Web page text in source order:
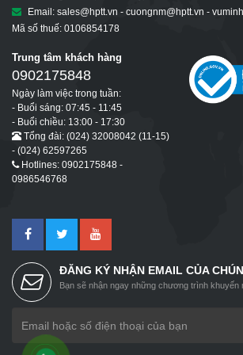
Email: sales@hptt.vn - cuongnm@hptt.vn -
Mã số thuế: 0106854178
Trung tâm khách hàng
0902175848
Ngày làm việc trong tuần:
- Buổi sáng: 07:45 - 11:45
- Buổi chiều: 13:00 - 17:30
Tổng đài: (024) 32008042 (11-15)
- (024) 62597265
Hotlines: 0902175848 -
0986546768
ĐĂNG KÝ NHẬN EMAIL CỦA
Bạn sẽ nhận ngay những chương trình khuyến